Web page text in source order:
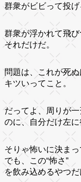
群衆がビビって投
群衆が浮かれて飛び
それだけだ。
問題は、これが死
キツいってこと。
だってよ、周りが
のに、自分だけ左に
そりゃ怖いに決まっ
でも、この“怖さ”
を飲み込めるやつだ